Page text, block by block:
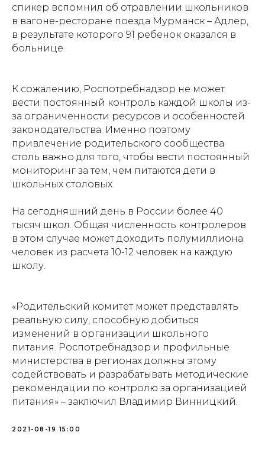
спикер вспомнил об отравлении школьников
в вагоне-ресторане поезда Мурманск – Адлер,
в результате которого 91 ребенок оказался в
больнице.
К сожалению, Роспотребнадзор не может
вести постоянный контроль каждой школы из-
за ограниченности ресурсов и особенностей
законодательства. Именно поэтому
привлечение родительского сообщества
столь важно для того, чтобы вести постоянный
мониторинг за тем, чем питаются дети в
школьных столовых.
На сегодняшний день в России более 40
тысяч школ. Общая численность контролеров
в этом случае может доходить полумиллиона
человек из расчета 10-12 человек на каждую
школу.
«Родительский комитет может представлять
реальную силу, способную добиться
изменений в организации школьного
питания. Роспотребнадзор и профильные
министерства в регионах должны этому
содействовать и разрабатывать методические
рекомендации по контролю за организацией
питания» – заключил Владимир Винницкий.
2021-08-19 15:00